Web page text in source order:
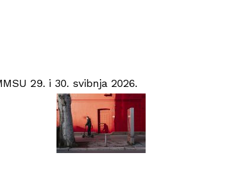
29. i 30. svibnja 2026.